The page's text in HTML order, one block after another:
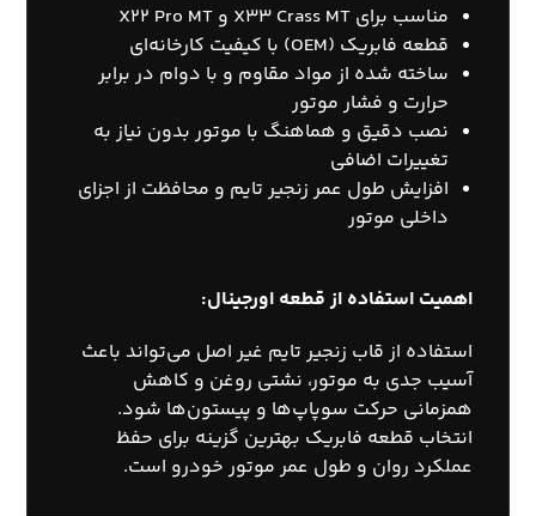
مناسب برای X33 Crass MT و X22 Pro MT
قطعه فابریک (OEM) با کیفیت کارخانه‌ای
ساخته شده از مواد مقاوم و با دوام در برابر
حرارت و فشار موتور
نصب دقیق و هماهنگ با موتور بدون نیاز به
تغییرات اضافی
افزایش طول عمر زنجیر تایم و محافظت از اجزای
داخلی موتور
اهمیت استفاده از قطعه اورجینال:
استفاده از قاب زنجیر تایم غیر اصل می‌تواند باعث
آسیب جدی به موتور، نشتی روغن و کاهش
همزمانی حرکت سوپاپ‌ها و پیستون‌ها شود.
انتخاب قطعه فابریک بهترین گزینه برای حفظ
عملکرد روان و طول عمر موتور خودرو است.